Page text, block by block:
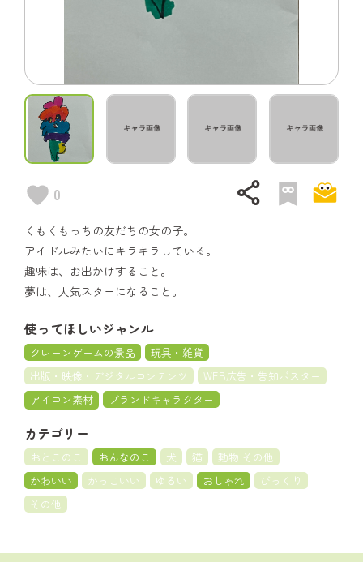
0 share
くもくもっちの友だちの女の子。
アイドルみたいにキラキラしている。
趣味は、お出かけすること。
夢は、人気スターになること。
使ってほしいジャンル
クレーンゲームの景品
玩具・雑貨
出版・映像・デジタルコンテンツ
WEB広告・告知ポスター
アイコン素材
ブランドキャラクター
カテゴリー
おとこのこ おんなのこ 犬 猫
動物 その他
かわいい
かっこいい ゆるい おしゃれ
びっくり
その他